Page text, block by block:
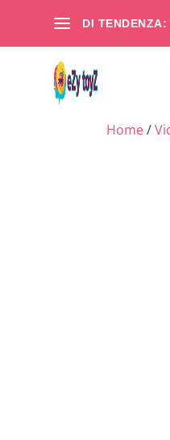
DI TENDENZA:
Home/